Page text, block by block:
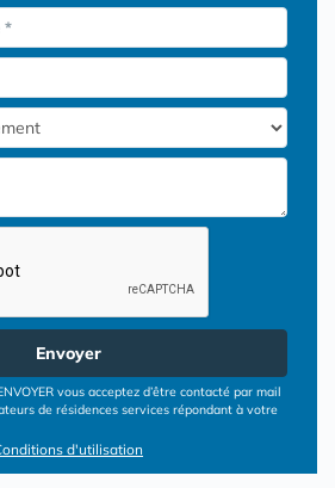
*
Envoyer
vous acceptez d’être contacté par mail
de résidences services répondant à votre
d'utilisation